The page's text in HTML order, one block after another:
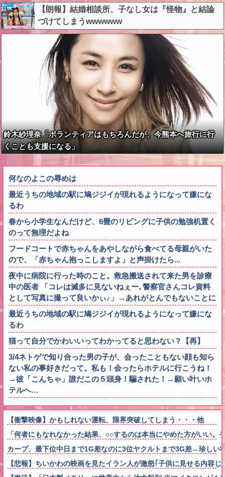
【朗報】結婚相談所、子なし女は『怪物』と結論
づけてしまうwwwwww
鈴木紗理奈「ボランティアはもちろんだが、今熊本へ旅行に行
くことも支援になる」
何なのよこの辱めは
最近うちの地域の駅に鳩ジジイが現れるようになって嫌にな
るわ
春から小学生なんだけど、6畳のリビングに子供の勉強机置く
のって無理だよね
フードコートで赤ちゃんをあやしながら食べてる母親がいた
ので、「赤ちゃん抱っこしますよ」と声掛けたら...
夜中に病院に行った時のこと。救急搬送されて来た男を診療
中の医者 「コレは滅多に見ないねぇー､警察官さんコレ資料
として写真に撮って良いかぃ♪」→あれがとんでもないことに
最近うちの地域の駅に鳩ジジイが現れるようになって嫌にな
るわ
猫って自分でかわいいってわかってると思わない？【再】
3/4ネトゲで知り合った男の子が、会ったこともない顔も知ら
ない私の事好きだって。私も！会ったらホテルに行こうね！
→彼「こんちゃ」誰だこの５頭身！騙された！→願い叶いホ
テルへ…
【衝撃映像】かもしれない運転、限界突破してしまう・・・他
「何者にもなれなかった結果、○○するのは本当にやめた方がいい
カープ、最下位中日まで1G差なのに3位ヤクルトまで3G差←珍しい
【悲報】ちいかわの映画を見たイラン人が激怒｢子供に見せる内